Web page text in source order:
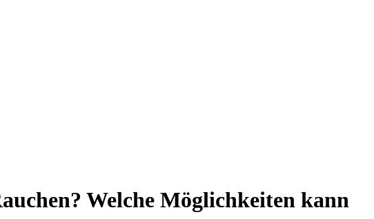
Welche Möglichkeiten kann